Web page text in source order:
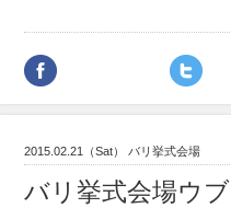
2015.02.21（Sat） バリ挙式会場
バリ挙式会場ウ